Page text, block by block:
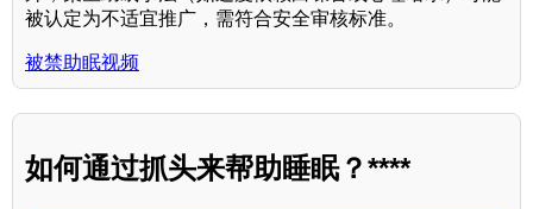
被认定为不适宜推广，需符合安全审核标准。
被禁助眠视频
如何通过抓头来帮助睡眠？****